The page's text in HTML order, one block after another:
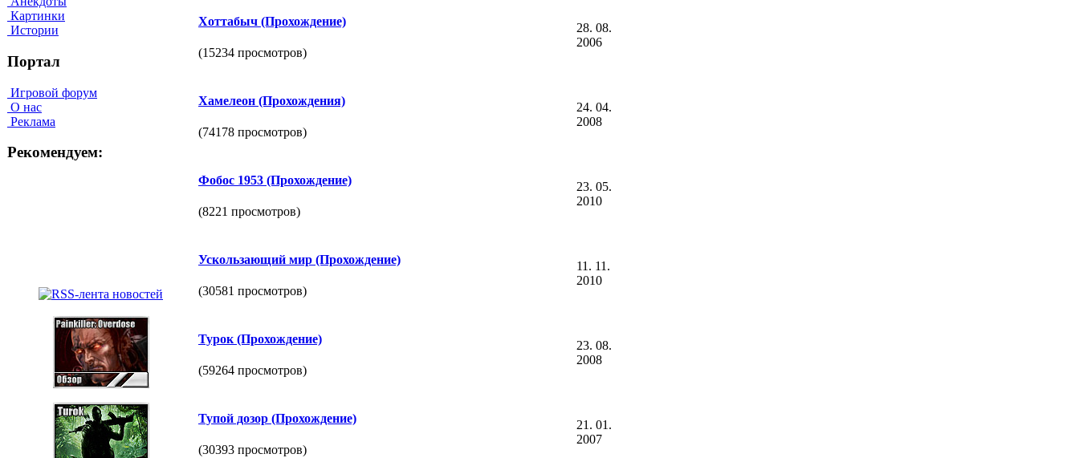
Картинки
Истории
Портал
Игровой форум
О нас
Реклама
Рекомендуем:
Хоттабыч (Прохождение)
(15234 просмотров)
28. 08.
2006
Хамелеон (Прохождения)
(74178 просмотров)
24. 04.
2008
Фобос 1953 (Прохождение)
(8221 просмотров)
23. 05.
2010
Ускользающий мир (Прохождение)
(30581 просмотров)
11. 11.
2010
Турок (Прохождение)
(59264 просмотров)
23. 08.
2008
Тупой дозор (Прохождение)
(30393 просмотров)
21. 01.
2007